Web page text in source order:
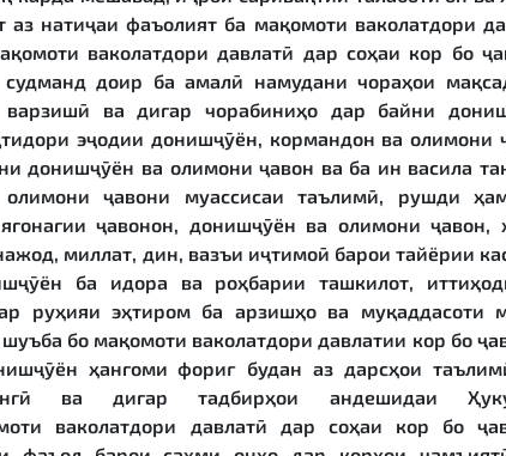
натиҷаи фаъолият ба мақомоти ваколатдори
ваколатдори давлатӣ дар соҳаи кор бо
доир ба амалӣ намудани чораҳои
ва дигар чорабиниҳо дар байни
эҷодии донишҷӯён, кормандон ва олимони
донишҷӯён ва олимони ҷавон ва ба ин васила
ҷавони муассисаи таълимӣ, рушди
ҷавонон, донишҷӯён ва олимони ҷавон,
миллат, дин, вазъи иҷтимоӣ барои тайёрии
ба идора ва роҳбарии ташкилот,
руҳияи эҳтиром ба арзишҳо ва муқаддасоти
бо мақомоти ваколатдори давлатии кор бо
ҳангоми фориғ будан аз дарсҳои
ва дигар тадбирҳои андешидаи
ваколатдори давлатӣ дар соҳаи кор бо